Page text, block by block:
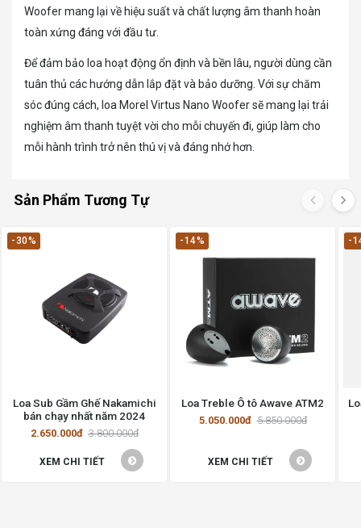
Woofer mang lại về hiệu suất và chất lượng âm thanh hoàn
toàn xứng đáng với đầu tư.
Để đảm bảo loa hoạt động ổn định và bền lâu, người dùng cần
tuân thủ các hướng dẫn lắp đặt và bảo dưỡng. Với sự chăm
sóc đúng cách, loa Morel Virtus Nano Woofer sẽ mang lại trải
nghiệm âm thanh tuyệt vời cho mỗi chuyến đi, giúp làm cho
mỗi hành trình trở nên thú vị và đáng nhớ hơn.
Sản Phẩm Tương Tự
-30%
Loa Sub Gầm Ghế Nakamichi
bán chạy nhất năm 2024
2.650.000đ 3.800.000đ
XEM CHI TIẾT
-14%
Loa Treble Ô tô Awave ATM2
5.050.000đ 5.850.000đ
XEM CHI TIẾT
-